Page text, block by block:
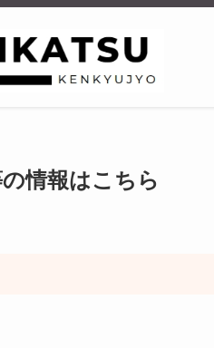
情報はこちら